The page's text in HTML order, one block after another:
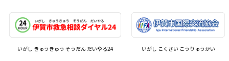
いがし きゅうきゅう そうだん だいやる24 いがし こくさい こうりゅうかい